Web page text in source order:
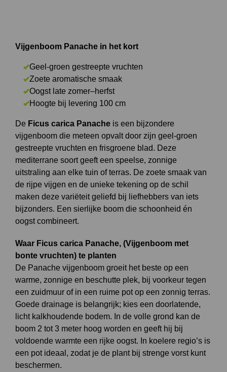
Vijgenboom Panache in het kort
Geel-groen gestreepte vruchten
Zoete aromatische smaak
Oogst late zomer–herfst
Hoogte bij levering 100 cm
De Ficus carica Panache is een bijzondere
vijgenboom die meteen opvalt door zijn geel-groen
gestreepte vruchten en frisgroene blad. Deze
mediterrane soort geeft een speelse, zonnige
uitstraling aan elke tuin of terras. De zoete smaak van
de rijpe vijgen en de unieke tekening op de schil
maken deze variëteit geliefd bij liefhebbers van iets
bijzonders. Een sierlijke boom die schoonheid én
oogst combineert.
Waar Ficus carica Panache, (Vijgenboom met
bonte vruchten) te planten
De Panache vijgenboom groeit het beste op een
warme, zonnige en beschutte plek, bij voorkeur tegen
een zuidmuur of in een ruime pot op een zonnig terras.
Goede drainage is belangrijk; kies een doorlatende,
licht kalkhoudende bodem. In de volle grond kan de
boom 2 tot 3 meter hoog worden en geeft hij bij
voldoende warmte een rijke oogst. In koelere regio’s is
een pot ideaal, zodat je de plant bij strenge vorst kunt
beschermen.